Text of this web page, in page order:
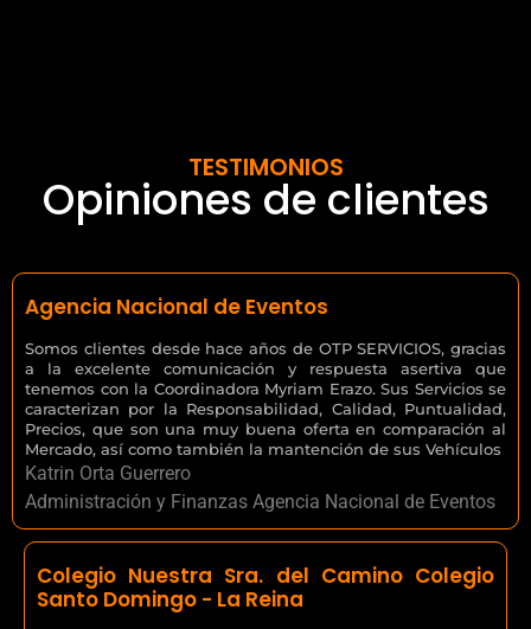
TESTIMONIOS
Opiniones de clientes
Agencia Nacional de Eventos
Somos clientes desde hace años de OTP SERVICIOS, gracias
a la excelente comunicación y respuesta asertiva que
tenemos con la Coordinadora Myriam Erazo. Sus Servicios se
caracterizan por la Responsabilidad, Calidad, Puntualidad,
Precios, que son una muy buena oferta en comparación al
Mercado, así como también la mantención de sus Vehículos
Katrin Orta Guerrero
Administración y Finanzas Agencia Nacional de Eventos
Colegio Nuestra Sra. del Camino Colegio
Santo Domingo - La Reina